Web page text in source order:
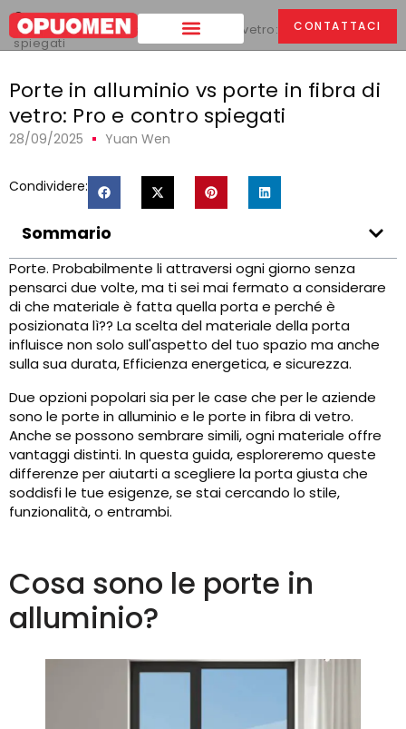
CONTATTACI
Casa >
Porte in alluminio vs porte in fibra di vetro: Pro e contro
spiegati
Porte in alluminio vs porte in fibra di
vetro: Pro e contro spiegati
28/09/2025 Yuan Wen
Condividere:
Sommario
Porte. Probabilmente li attraversi ogni giorno senza
pensarci due volte, ma ti sei mai fermato a considerare
di che materiale è fatta quella porta e perché è
posizionata lì?? La scelta del materiale della porta
influisce non solo sull'aspetto del tuo spazio ma anche
sulla sua durata, Efficienza energetica, e sicurezza.
Due opzioni popolari sia per le case che per le aziende
sono le porte in alluminio e le porte in fibra di vetro.
Anche se possono sembrare simili, ogni materiale offre
vantaggi distinti. In questa guida, esploreremo queste
differenze per aiutarti a scegliere la porta giusta che
soddisfi le tue esigenze, se stai cercando lo stile,
funzionalità, o entrambi.
Cosa sono le porte in
alluminio?